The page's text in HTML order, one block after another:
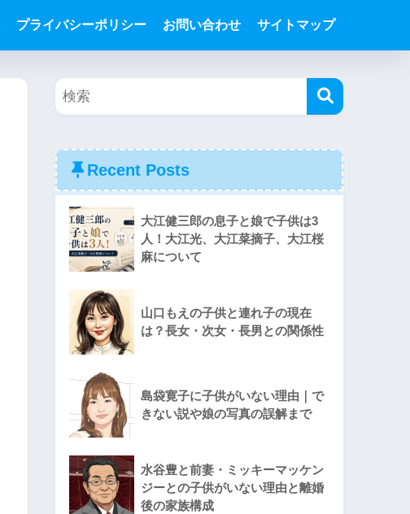
プライバシーポリシー お問い合わせ サイトマップ
Recent Posts
大江健三郎の息子と娘で子供は3
人！大江光、大江菜摘子、大江桜
麻について
山口もえの子供と連れ子の現在
は？長女・次女・長男との関係性
島袋寛子に子供がいない理由｜で
きない説や娘の写真の誤解まで
水谷豊と前妻・ミッキーマッケン
ジーとの子供がいない理由と離婚
後の家族構成